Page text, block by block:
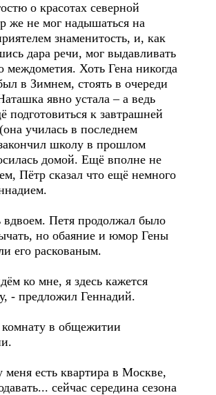
о красотах северной
же не мог надышаться на
знаменитость, и, как
дара речи, мог выдавливать
междометия. Хоть Гена никогда
в Зимнем, стоять в очереди
явно устала – а ведь
подготовиться к завтрашней
училась в последнем
школу в прошлом
домой. Ещё вполне не
Пётр сказал что ещё немного
вдвоем. Петя продолжал было
но обаяние и юмор Гены
его раскованым.
ко мне, я здесь кажется
- предложил Геннадий.
комнату в общежитии
есть квартира в Москве,
сейчас середина сезона